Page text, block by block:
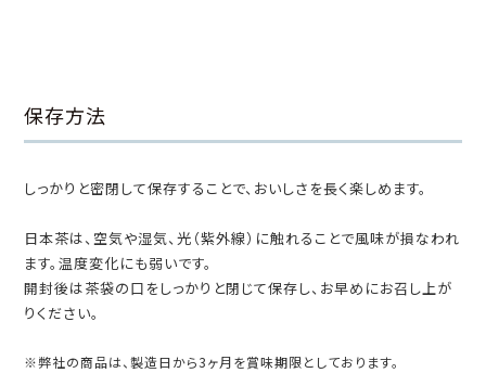
保存方法
しっかりと密閉して保存することで、おいしさを長く楽しめます。
日本茶は、空気や湿気、光（紫外線）に触れることで風味が損なわれ
ます。温度変化にも弱いです。
開封後は茶袋の口をしっかりと閉じて保存し、お早めにお召し上が
りください。
※弊社の商品は、製造日から3ヶ月を賞味期限としております。